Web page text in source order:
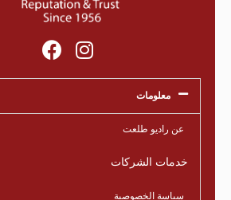
معلومات
عن راديو طلعت
خدمات الشركات
سياسة الخصوصية